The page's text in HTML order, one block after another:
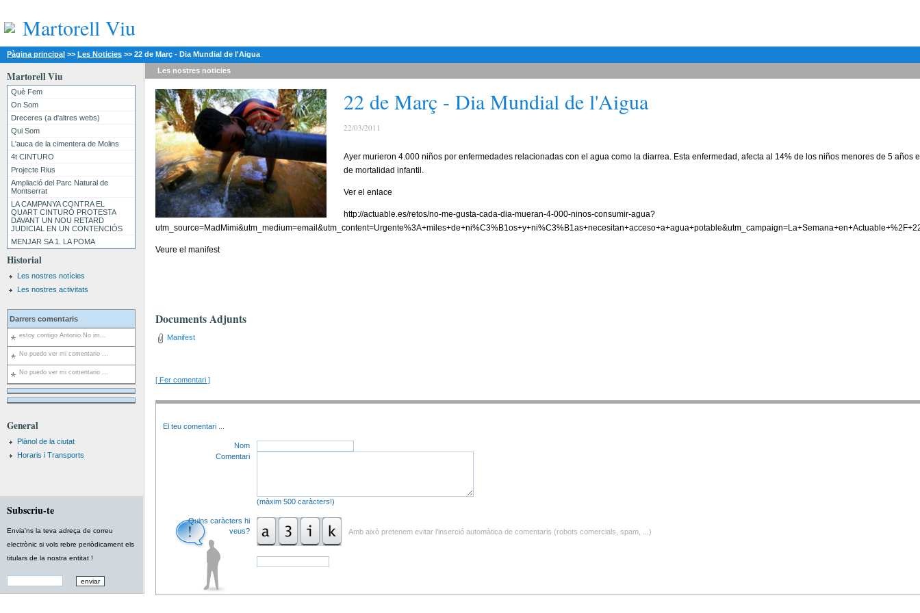
Martorell Viu
Pàgina principal >> Les Noticies >> 22 de Març - Dia Mundial de l'Aigua
Martorell Viu
Què Fem
On Som
Dreceres (a d'altres webs)
Qui Som
L'auca de la cimentera de Molins
4t CINTURO
Projecte Rius
Ampliació del Parc Natural de
Montserrat
LA CAMPANYA CONTRA EL
QUART CINTURÓ PROTESTA
DAVANT UN NOU RETARD
JUDICIAL EN UN CONTENCIÓS
MENJAR SA 1. LA POMA
Historial
Les nostres notícies
Les nostres activitats
Darrers comentaris
estoy contigo Antonio.No im...
No puedo ver mi comentario ...
No puedo ver mi comentario ...
General
Plànol de la ciutat
Horaris i Transports
Subscriu-te
Envia'ns la teva adreça de correu
electrònic si vols rebre periòdicament els
titulars de la nostra entitat !
Les nostres noticies
22 de Març - Dia Mundial de l'Aigua
22/03/2011
Ayer murieron 4.000 niños por enfermedades relacionadas con el agua como la diarrea. Esta enfermedad, afecta al 14% de los niños menores de 5 años
de mortalidad infantil.
Ver el enlace
http://actuable.es/retos/no-me-gusta-cada-dia-mueran-4-000-ninos-consumir-agua?
Veure el manifest
Documents Adjunts
Manifest
[ Fer comentari ]
El teu comentari
Nom
Comentari
(màxim 500 caràcters!)
Quins caràcters hi
veus?
Amb això pretenem evitar l'inserció automàtica de comentaris (robots comercials, spam, ...)